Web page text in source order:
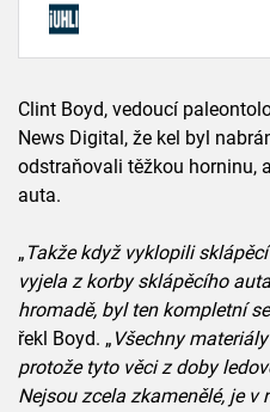
Clint Boyd, vedoucí
News Digital, že kel byl
odstraňovali těžkou horninu,
auta.
„ Takže když vyklopili
vyjela z korby sklápěcího
hromadě, byl ten kompletní
řekl Boyd. „ Všechny
protože tyto věci z doby
Nejsou zcela zkamenělé, je